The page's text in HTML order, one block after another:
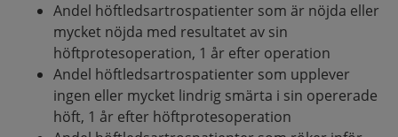
Andel höftledsartrospatienter som är nöjda eller
mycket nöjda med resultatet av sin
höftprotesoperation, 1 år efter operation
Andel höftledsartrospatienter som upplever
ingen eller mycket lindrig smärta i sin opererade
höft, 1 år efter höftprotesoperation